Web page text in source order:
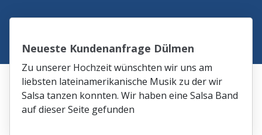
Neueste Kundenanfrage Dülmen
Zu unserer Hochzeit wünschten wir uns am
liebsten lateinamerikanische Musik zu der wir
Salsa tanzen konnten. Wir haben eine Salsa Band
auf dieser Seite gefunden